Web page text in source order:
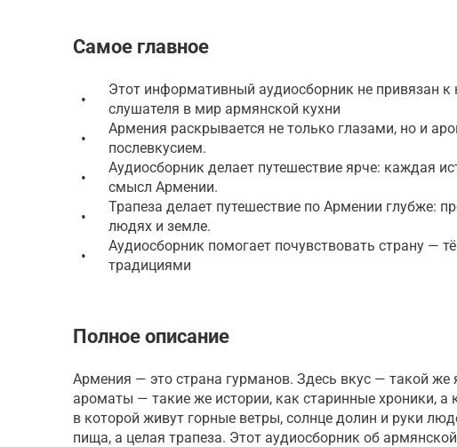
Самое главное
•
Этот информативный аудиосборник не привязан
слушателя в мир армянской кухни
•
Армения раскрывается не только глазами, но и
послевкусием.
•
Аудиосборник делает путешествие ярче: каждая
смысл Армении.
•
Трапеза делает путешествие по Армении глубже:
людях и земле.
•
Аудиосборник помогает почувствовать страну —
традициями
Полное описание
Армения — это страна гурманов. Здесь вкус — такой
ароматы — такие же истории, как старинные хроники,
в которой живут горные ветры, солнце долин и руки
пища, а целая трапеза. Этот аудиосборник об